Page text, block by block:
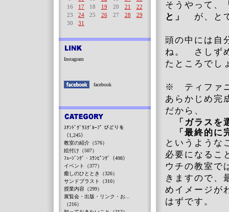
そうやって、
と」 が、と
頭の中には自
ね。 さしず
たところでし
※ ティファニ
あらかじめ完
だから、
「ガラスを
「最終的に
というような
必要になるこ
ウチの教室で
きますので、
めイメージが
はずです。
16
17 18 19 20 21
22
23
24 25 26 27 28
29
30
31
Instagram
facebook
ｽﾃﾝﾄﾞｸﾞﾗｽｸﾞﾙｰﾌﾟ びどりを
（1,245）
教室の紹介（576）
絵付け（507）
ﾌｭｰｼﾞﾝｸﾞ・ｽﾗﾝﾋﾟﾝｸﾞ（498）
イベント（377）
癒しのひととき（326）
サンドブラスト（310）
授業内容（299）
展覧会・出版・リンク・お...
（216）